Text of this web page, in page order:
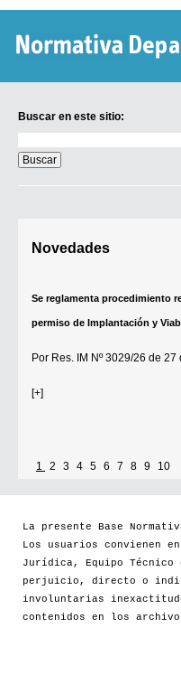
Buscar en este sitio:
en
este
sitio:
Novedades
Se reglamenta procedimiento
permiso de Implantación y
Por Res. IM Nº 3029/26 de 27
[+]
1 2 3 4 5 6 7 8 9 10
La presente Base
Los usuarios convienen
Jurídica, Equipo
perjuicio, directo o
involuntarias
contenidos en los